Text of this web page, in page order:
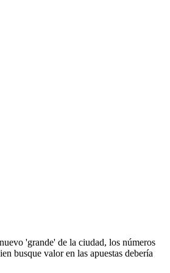
'grande' de la ciudad, los números
busque valor en las apuestas debería